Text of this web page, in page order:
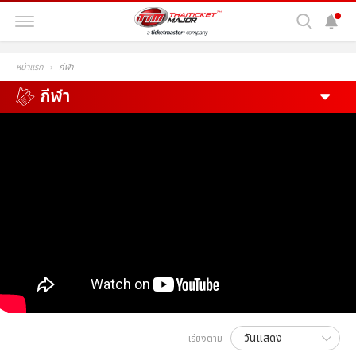
หน้าแรก กีฬา
กีฬา
เรียงตาม